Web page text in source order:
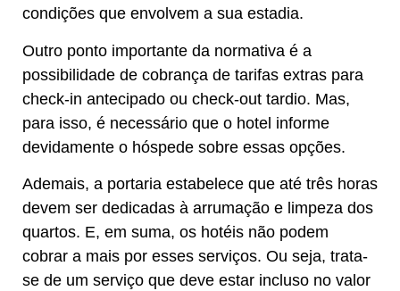
condições que envolvem a sua estadia.
Outro ponto importante da normativa é a
possibilidade de cobrança de tarifas extras para
check-in antecipado ou check-out tardio. Mas,
para isso, é necessário que o hotel informe
devidamente o hóspede sobre essas opções.
Ademais, a portaria estabelece que até três horas
devem ser dedicadas à arrumação e limpeza dos
quartos. E, em suma, os hotéis não podem
cobrar a mais por esses serviços. Ou seja, trata-
se de um serviço que deve estar incluso no valor